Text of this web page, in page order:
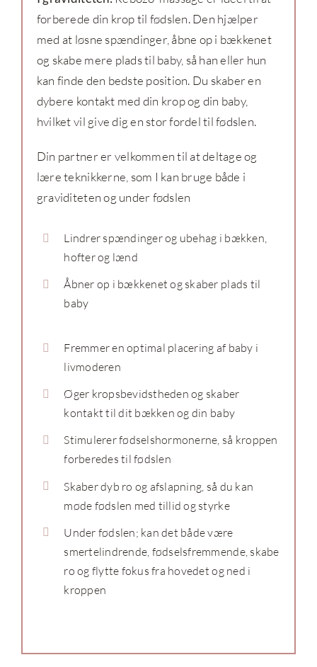
forberede din krop til fødslen. Den hjælper
med at løsne spændinger, åbne op i bækkenet
og skabe mere plads til baby, så han eller hun
kan finde den bedste position. Du skaber en
dybere kontakt med din krop og din baby,
hvilket vil give dig en stor fordel til fødslen.
Din partner er velkommen til at deltage og
lære teknikkerne, som I kan bruge både i
graviditeten og under fødslen
Lindrer spændinger og ubehag i bækken,
hofter og lænd
Åbner op i bækkenet og skaber plads til
baby
Fremmer en optimal placering af baby i
livmoderen
Øger kropsbevidstheden og skaber
kontakt til dit bækken og din baby
Stimulerer fødselshormonerne, så kroppen
forberedes til fødslen
Skaber dyb ro og afslapning, så du kan
møde fødslen med tillid og styrke
Under fødslen; kan det både være
smertelindrende, fødselsfremmende, skabe
ro og flytte fokus fra hovedet og ned i
kroppen